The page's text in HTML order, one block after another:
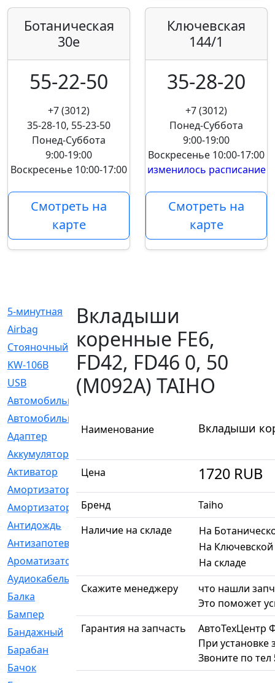
Ботаническая
30е
55-22-50
+7 (3012)
35-28-10, 55-23-50
Понед-Суббота
9:00-19:00
Воскресенье 10:00-17:00
Смотреть на
карте
Ключевская
144/1
35-28-20
+7 (3012)
Понед-Суббота
9:00-19:00
Воскресенье 10:00-17:00
изменилось расписание
Смотреть на
карте
5-минутная
[1]
Airbag
[18]
Cтояночный
[1]
KW-106B
[0]
USB
[6]
Автомобильное
Автомобильный
Адаптер
[3]
Аккумулятор
Активатор
Амортизатор
[608]
Амортизаторы
Антидождь
[1]
Антизапотеватель
Ароматизатор
Аудиокабель
[2]
Балка
[58]
Бампер
[137]
Бандажный
[6]
Барабан
Бачок
[40]
Вкладыши
коренные FE6,
FD42, FD46 0, 50
(M092A) TAIHO
Наименование Вкладыши
Цена 1720 RUB
Бренд
Taiho
Наличие на складе
На
На Ключевской
На складе
Скажите менеджеру
что нашли
Это поможет
Гарантия на запчасть
АвтоТехЦентр
При установке
Звоните по тел